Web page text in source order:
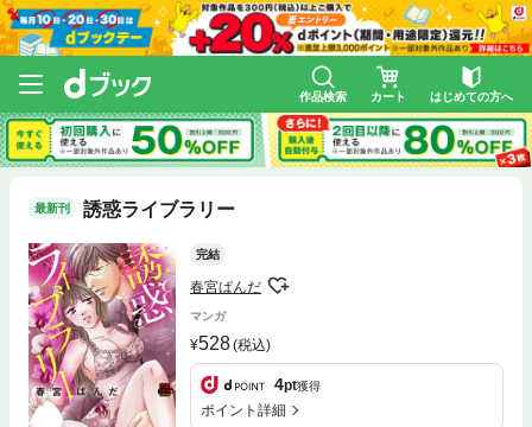
作品検索 カート はじめての方へ
最新刊 誘惑ライブラリー
完結
春宮ぱんだ
マンガ
528(税込)
4pt獲得
ポイント詳細